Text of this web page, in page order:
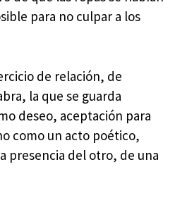
para no culpar a los
de relación, de
la que se guarda
deseo, aceptación para
como un acto poético,
presencia del otro, de una